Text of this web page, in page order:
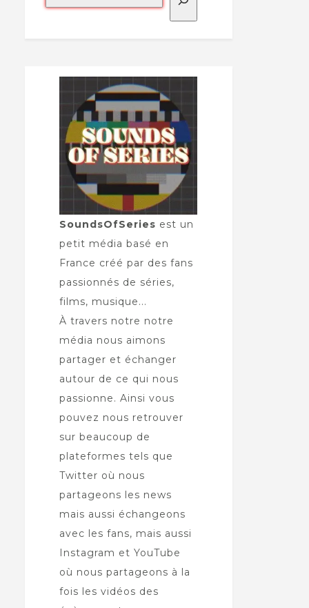
SoundsOfSeries est un
petit média basé en
France créé par des fans
passionnés de séries,
films, musique...
À travers notre notre
média nous aimons
partager et échanger
autour de ce qui nous
passionne. Ainsi vous
pouvez nous retrouver
sur beaucoup de
plateformes tels que
Twitter où nous
partageons les news
mais aussi échangeons
avec les fans, mais aussi
Instagram et YouTube
où nous partageons à la
fois les vidéos des